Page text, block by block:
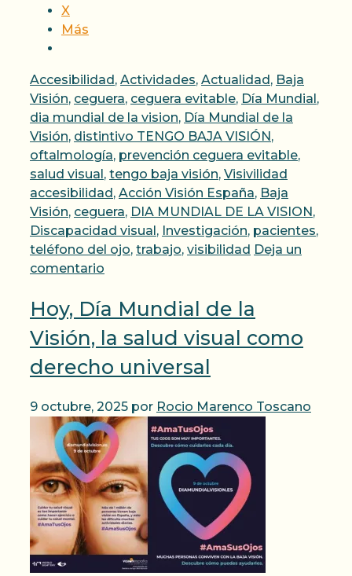
X
Más
Categorías
Accesibilidad, Actividades, Actualidad, Baja
Visión, ceguera, ceguera evitable, Día Mundial,
dia mundial de la vision, Día Mundial de la
Visión, distintivo TENGO BAJA VISIÓN,
oftalmología, prevención ceguera evitable,
salud visual, tengo baja visión, Visivilidad
accesibilidad, Acción Visión España, Baja
Visión, ceguera, DIA MUNDIAL DE LA VISION,
Discapacidad visual, Investigación, pacientes,
teléfono del ojo, trabajo, visibilidad Deja un
comentario
Hoy, Día Mundial de la
Visión, la salud visual como
derecho universal
9 octubre, 2025 por Rocio Marenco Toscano